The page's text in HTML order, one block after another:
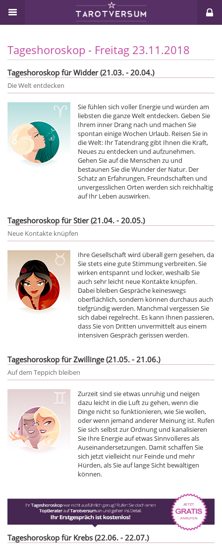
Tageshoroskop - Freitag 23.11.2018
Tageshoroskop für Widder (21.03. - 20.04.)
Die Welt entdecken
Sie fühlen sich voller Energie und würden am
liebsten die ganze Welt entdecken. Geben Sie
Ihrem inner Drang nach und machen Sie
spontan einige Wochen Urlaub. Reisen Sie in
die Welt: Ihr Tatendrang gibt Ihnen die Kraft,
Neues zu entdecken und aufzunehmen.
Gehen Sie auf die Menschen zu und
bestaunen Sie die Wunder der Natur. Der
Schatz an Erfahrungen, Freundschaften und
unvergesslichen Orten werden sich reichhaltig
auf Ihr Leben auswirken.
Tageshoroskop für Stier (21.04. - 20.05.)
Neue Kontakte knüpfen
Ihre Gesellschaft wird überall gern gesehen, da
Sie stets eine gute Stimmung verbreiten. Sie
wirken entspannt und locker, weshalb Sie
auch sehr leicht neue Kontakte knüpfen.
Dabei bleiben Gespräche keineswegs
oberflächlich, sondern können durchaus auch
tiefgründig werden. Manchmal vergessen Sie
sich dabei regelrecht. Es kann Ihnen passieren,
dass Sie von Dritten unvermittelt aus einem
intensiven Gespräch gerissen werden.
Tageshoroskop für Zwillinge (21.05. - 21.06.)
Auf dem Teppich bleiben
Zurzeit sind sie etwas unruhig und neigen
dazu leicht in die Luft zu gehen, wenn die
Dinge nicht so funktionieren, wie Sie wollen,
oder wenn jemand anderer Meinung ist. Rufen
Sie sich selbst zur Ordnung und kanalisieren
Sie Ihre Energie auf etwas Sinnvolleres als
Auseinandersetzungen. Damit schaffen Sie
sich jetzt vielleicht nur Feinde und mehr
Hürden, als Sie auf lange Sicht bewältigen
können.
Tageshoroskop für Krebs (22.06. - 22.07.)